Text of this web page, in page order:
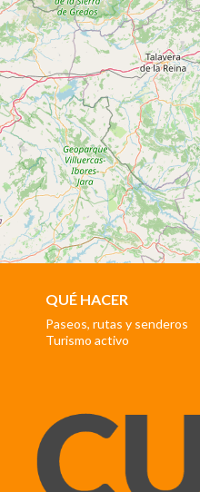
QUÉ HACER
Paseos, rutas y senderos
Turismo activo